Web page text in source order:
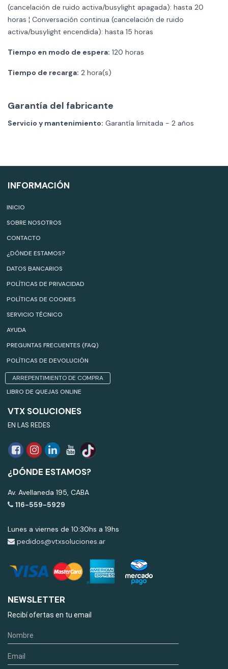
(cancelación de ruido activa/busylight apagada): hasta 20
horas ¦ Conversación continua (cancelación de ruido
activa/busylight encendida): hasta 15 horas
Tiempo en modo de espera: 120 horas
Tiempo de recarga: 2 hora(s)
Garantía del fabricante
Servicio y mantenimiento: Garantía limitada - 2 años
INFORMACIÓN
INICIO
SOBRE NOSOTROS
CONTACTO
¿DÓNDE ESTAMOS?
DATOS BANCARIOS
POLÍTICAS DE PRIVACIDAD
POLÍTICAS DE COOKIES
SERVICIO TÉCNICO
AYUDA
PREGUNTAS FRECUENTES (FAQ)
POLÍTICAS DE DEVOLUCIÓN
ARREPENTIMIENTO DE COMPRA
LIBRO DE QUEJAS ONLINE
VTX SOLUCIONES
EN LAS REDES
¿DÓNDE ESTAMOS?
Av. Avellaneda 195, CABA
116-559-5929
Lunes a viernes de 10:30hs a 19hs
pedidos@vtxsoluciones.ar
NEWSLETTER
Recibí ofertas en tu email